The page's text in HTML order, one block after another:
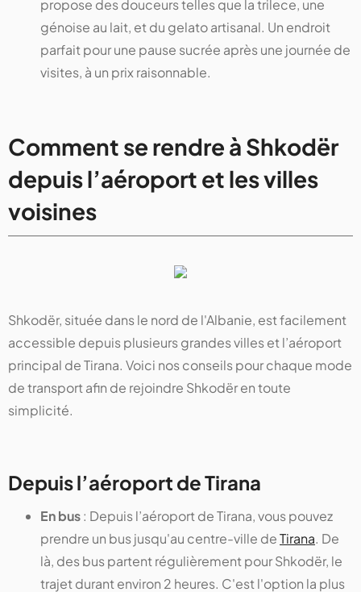
propose des douceurs telles que la trilece, une
génoise au lait, et du gelato artisanal. Un endroit
parfait pour une pause sucrée après une journée de
visites, à un prix raisonnable.
Comment se rendre à Shkodër
depuis l’aéroport et les villes
voisines
Shkodër, située dans le nord de l'Albanie, est facilement
accessible depuis plusieurs grandes villes et l’aéroport
principal de Tirana. Voici nos conseils pour chaque mode
de transport afin de rejoindre Shkodër en toute
simplicité.
Depuis l’aéroport de Tirana
En bus: Depuis l’aéroport de Tirana, vous pouvez
prendre un bus jusqu'au centre-ville deTirana. De
là, des bus partent régulièrement pour Shkodër, le
trajet durant environ 2 heures. C'est l'option la plus